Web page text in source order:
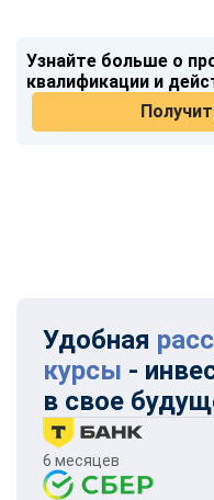
Узнайте больше о
квалификации и
Удобная
курсы -
в свое
6 месяцев